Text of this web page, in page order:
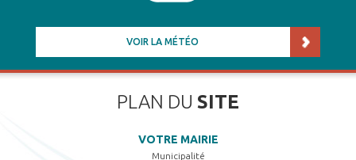
VOIR LA MÉTÉO
PLAN DU SITE
VOTRE MAIRIE
Municipalité